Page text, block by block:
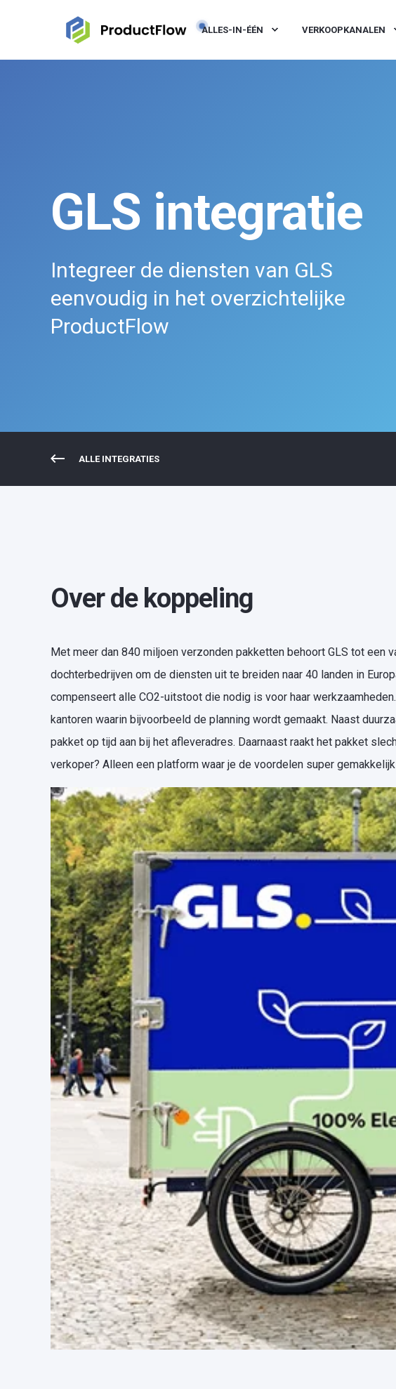
ALLES-IN-ÉÉN VERKOOPKANALEN
GLS integratie
Integreer de diensten van GLS
eenvoudig in het overzichtelijke
ProductFlow
ALLE INTEGRATIES
Over de koppeling
Met meer dan 840 miljoen verzonden pakketten behoort GLS tot een
dochterbedrijven om de diensten uit te breiden naar 40 landen in
compenseert alle CO2-uitstoot die nodig is voor haar
kantoren waarin bijvoorbeeld de planning wordt gemaakt. Naast
pakket op tijd aan bij het afleveradres. Daarnaast raakt het pakket
verkoper? Alleen een platform waar je de voordelen super